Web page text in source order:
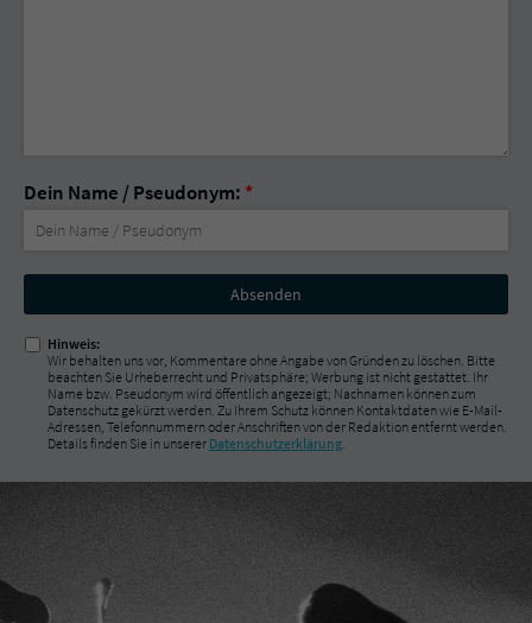
Dein Name / Pseudonym: *
Nicht
ausfüllen!
Hinweis:
Wir behalten uns vor, Kommentare ohne Angabe von Gründen zu löschen. Bitte
beachten Sie Urheberrecht und Privatsphäre; Werbung ist nicht gestattet. Ihr
Name bzw. Pseudonym wird öffentlich angezeigt; Nachnamen können zum
Datenschutz gekürzt werden. Zu Ihrem Schutz können Kontaktdaten wie E-Mail-
Adressen, Telefonnummern oder Anschriften von der Redaktion entfernt werden.
Details finden Sie in unserer Datenschutzerklärung